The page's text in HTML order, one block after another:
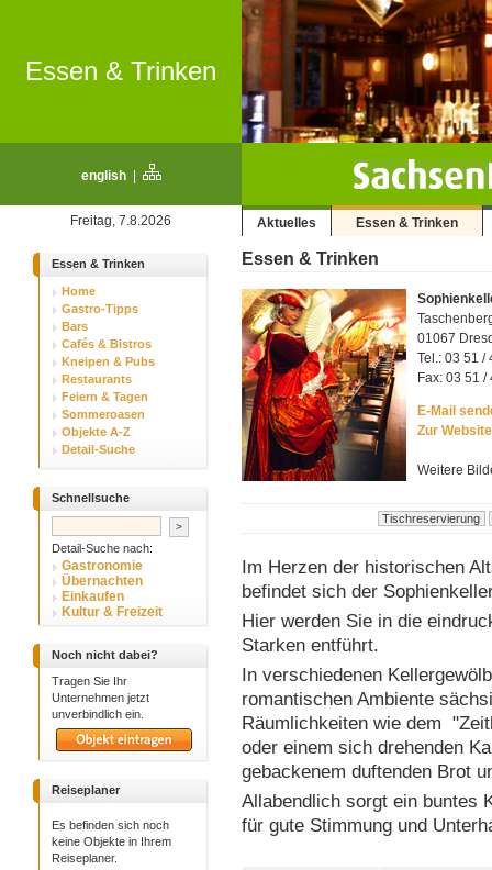
Essen & Trinken
english|
Freitag, 7.8.2026 Aktuelles Essen & Trinken
Essen & Trinken
Home
Gastro-Tipps
Bars
Cafés & Bistros
Kneipen & Pubs
Restaurants
Feiern & Tagen
Sommeroasen
Objekte A-Z
Detail-Suche
Schnellsuche
Detail-Suche nach:
Gastronomie
Übernachten
Einkaufen
Kultur & Freizeit
Noch nicht dabei?
Tragen Sie Ihr
Unternehmen jetzt
unverbindlich ein.
Reiseplaner
Es befinden sich noch
keine Objekte in Ihrem
Reiseplaner.
Essen & Trinken
01067
Tel.: 03 51 /
Fax: 03 51 /
E-Mail
Zur Website
Weitere
Im Herzen der historischen
befindet sich der
Hier werden Sie in die
Starken entführt.
In verschiedenen
romantischen Ambiente
Räumlichkeiten wie dem
oder einem sich drehenden
gebackenem duftenden Brot
Allabendlich sorgt ein buntes
für gute Stimmung und